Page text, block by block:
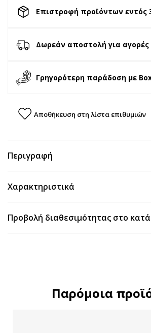
Επιστροφή προϊόντων εντός
Δωρεάν αποστολή για
Γρηγορότερη παράδοση με
Αποθήκευση στη λίστα επιθυμιών
Περιγραφή
Χαρακτηριστικά
Προβολή διαθεσιμότητας στο
Παρόμοια